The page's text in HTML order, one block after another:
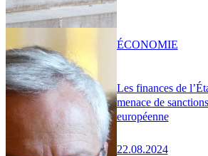
Les finances de
menace de
européenne
22.08.2024
ÉCONOMIE